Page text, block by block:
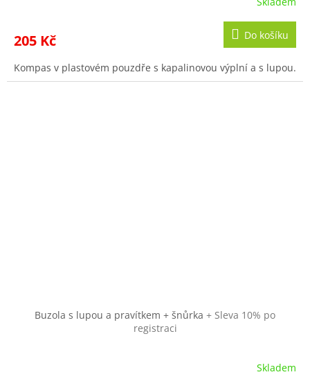
205 Kč Do košíku
Kompas v plastovém pouzdře s kapalinovou výplní a s lupou.
Buzola s lupou a pravítkem + šnůrka + Sleva 10% po
registraci
Skladem